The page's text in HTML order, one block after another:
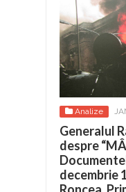
Analize
Generalul
despre
decembrie